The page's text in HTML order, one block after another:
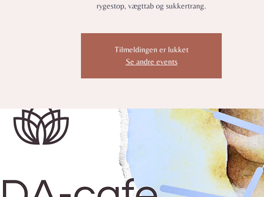
rygestop, vægttab og sukkertrang.
Tilmeldingen er lukket
Se andre events